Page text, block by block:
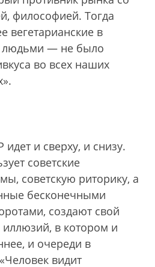
философией. Тогда
вегетарианские в
людьми — не было
во всех наших
и сверху, и снизу.
советские
советскую риторику, а
бесконечными
создают свой
в котором и
и очереди в
видит